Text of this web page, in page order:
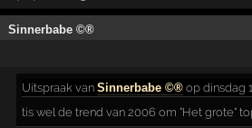
Sinnerbabe ©®
Uitspraak vanSinnerbabe ©® op dinsdag
tis wel de trend van 2006 om "Het grote"